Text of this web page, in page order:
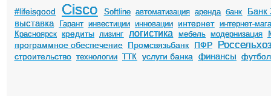
#lifeisgood Cisco Softline автоматизация аренда банк
Банк
выставка
Гарант инвестиции инновации интернет интернет-
Красноярск кредиты лизинг логистика мебель модернизация
программное обеспечение Промсвязьбанк ПФР
строительство технологии ТТК услуги банка финансы футбол